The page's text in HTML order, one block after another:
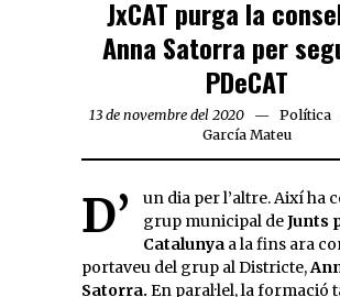
JxCAT purga la
Anna Satorra per
PDeCAT
13 de novembre del 2020 Política
García Mateu
D’un dia per l’altre. Així ha cessat el grup municipal deJunts
Catalunya a la fins ara
portaveu del grup al Districte,
Satorra. En paral·lel, la formació